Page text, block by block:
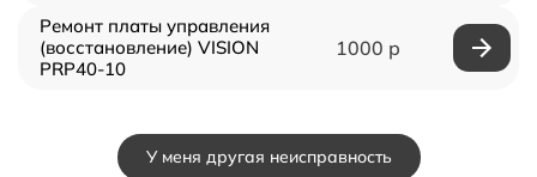
Ремонт платы управления
(восстановление) VISION
PRP40-10
1000 р
У меня другая неисправность